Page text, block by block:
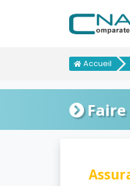
Accueil